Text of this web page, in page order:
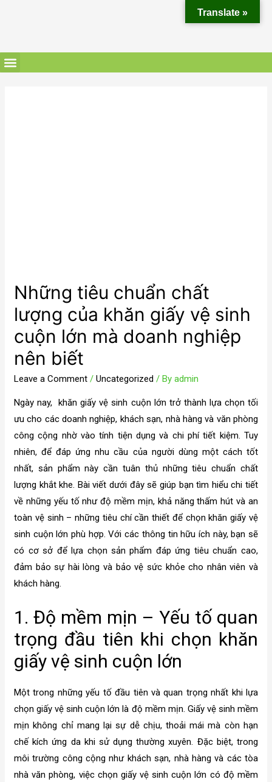
Những tiêu chuẩn chất
lượng của khăn giấy vệ sinh
cuộn lớn mà doanh nghiệp
nên biết
Leave a Comment /Uncategorized / Byadmin
Ngày nay, khăn giấy vệ sinh cuộn lớn trở thành lựa chọn tối
ưu cho các doanh nghiệp, khách sạn, nhà hàng và văn phòng
công cộng nhờ vào tính tiện dụng và chi phí tiết kiệm. Tuy
nhiên, để đáp ứng nhu cầu của người dùng một cách tốt
nhất, sản phẩm này cần tuân thủ những tiêu chuẩn chất
lượng khắt khe. Bài viết dưới đây sẽ giúp bạn tìm hiểu chi tiết
về những yếu tố như độ mềm mịn, khả năng thấm hút và an
toàn vệ sinh – những tiêu chí cần thiết để chọn khăn giấy vệ
sinh cuộn lớn phù hợp. Với các thông tin hữu ích này, bạn sẽ
có cơ sở để lựa chọn sản phẩm đáp ứng tiêu chuẩn cao,
đảm bảo sự hài lòng và bảo vệ sức khỏe cho nhân viên và
khách hàng.
1. Độ mềm mịn – Yếu tố quan
trọng đầu tiên khi chọn khăn
giấy vệ sinh cuộn lớn
Một trong những yếu tố đầu tiên và quan trọng nhất khi lựa
chọn giấy vệ sinh cuộn lớn là độ mềm mịn. Giấy vệ sinh mềm
mịn không chỉ mang lại sự dễ chịu, thoải mái mà còn hạn
chế kích ứng da khi sử dụng thường xuyên. Đặc biệt, trong
môi trường công cộng như khách sạn, nhà hàng và các tòa
nhà văn phòng, việc chọn giấy vệ sinh cuộn lớn có độ mềm
Translate »